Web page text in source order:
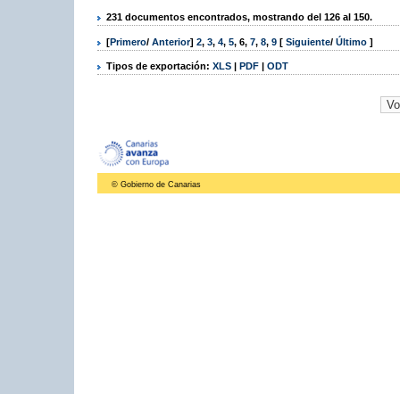
231 documentos encontrados, mostrando del 126 al 150.
[Primero/ Anterior] 2, 3, 4, 5, 6, 7, 8, 9 [ Siguiente/ Último ]
Tipos de exportación: XLS | PDF | ODT
© Gobierno de Canarias